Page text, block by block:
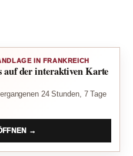
IN FRANKREICH
auf der interaktiven Karte
24 Stunden, 7 Tage
→